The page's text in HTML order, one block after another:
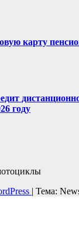
карту
году
Тема: